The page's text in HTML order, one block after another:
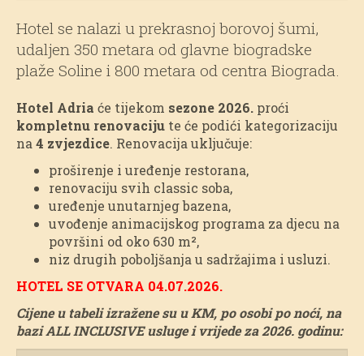
Hotel se nalazi u prekrasnoj borovoj šumi,
udaljen 350 metara od glavne biogradske
plaže Soline i 800 metara od centra Biograda.
Hotel Adria će tijekom sezone 2026. proći
kompletnu renovaciju te će podići kategorizaciju
na 4 zvjezdice. Renovacija uključuje:
proširenje i uređenje restorana,
renovaciju svih classic soba,
uređenje unutarnjeg bazena,
uvođenje animacijskog programa za djecu na
površini od oko 630 m²,
niz drugih poboljšanja u sadržajima i usluzi.
HOTEL SE OTVARA 04.07.2026.
Cijene u tabeli izražene su u KM, po osobi po noći, na
bazi ALL INCLUSIVE usluge i vrijede za 2026. godinu: